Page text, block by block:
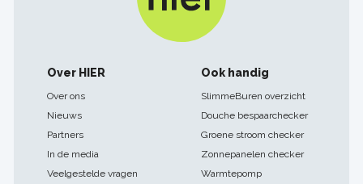
Footer
navigatie
Over HIER
Over ons
Nieuws
Partners
In de media
Veelgestelde vragen
Ook handig
SlimmeBuren overzicht
Douche bespaarchecker
Groene stroom checker
Zonnepanelen checker
Warmtepomp